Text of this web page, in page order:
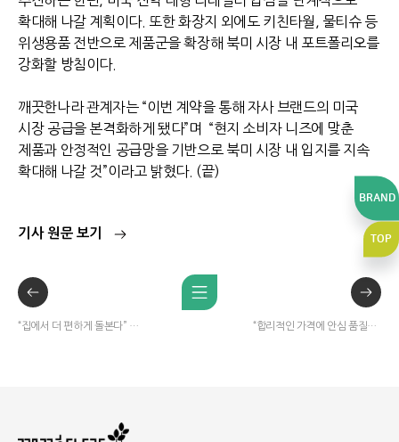
확대해 나갈 계획이다. 또한 화장지 외에도 키친타월 , 물티슈 등
위생용품 전반으로 제품군을 확장해 북미 시장 내 포트폴리오를
강화할 방침이다.
깨끗한나라 관계자는 “이번 계약을 통해 자사 브랜드의 미국
시장 공급을 본격화하게 됐다”며
“현지 소비자 니즈에 맞춘
제품과 안정적인 공급망을 기반으로 북미 시장 내 입지를 지속
확대해 나갈 것”이라고 밝혔다. (끝)
기사 원문 보기
“집에서 더 편하게 돌본다” 깨끗한나라, 시니어 케어 브랜드 ‘메디프렌즈 올데이’ 전면 리뉴얼 “합리적인 가격에 안심 품질까지” 깨끗한나라, 다이소 협업 ‘퓨어 깨끗한 생리대’ 출시…실속형 제품 선보여
BRAND
깨끗한나라
TOP